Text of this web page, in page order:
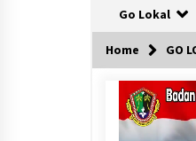
Go Lokal
Home GO